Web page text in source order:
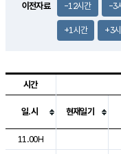
이전자료 -12시간 -3
+1시간 +3
도시별 기상실황표로 지
시간
일.시 현재일기
11.00H